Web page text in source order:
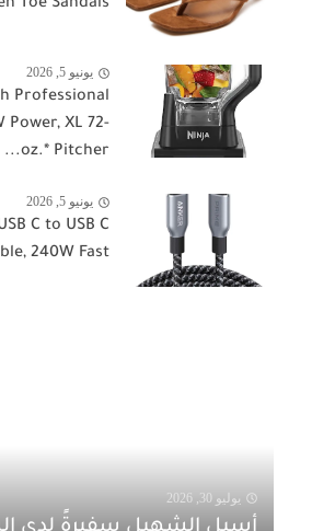
Toe Sandals...
يونيو 5, 2026
Professional
Power, XL 72-
oz.* Pitcher...
يونيو 5, 2026
C to USB C
240W Fast...
يوليو 30, 2026